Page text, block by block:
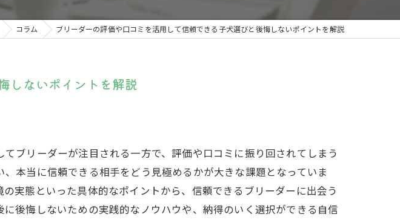
コラム ブリーダーの評価や口コミを活用して信頼できる子犬選びと後悔しないポイントを解説
しないポイントを解説
ブリーダーが注目される一方で、評価や口コミに振り回されてしまう
本当に信頼できる相手をどう見極めるかが大きな課題となっていま
実態といった具体的なポイントから、信頼できるブリーダーに出会う
後悔しないための実践的なノウハウや、納得のいく選択ができる自信